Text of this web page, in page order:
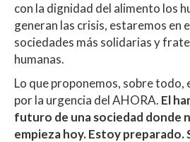
con la dignidad del alimento los
generan las crisis, estaremos en
sociedades más solidarias y
humanas.
Lo que proponemos, sobre todo,
por la urgencia del AHORA. El
futuro de una sociedad donde
empieza hoy. Estoy preparado.